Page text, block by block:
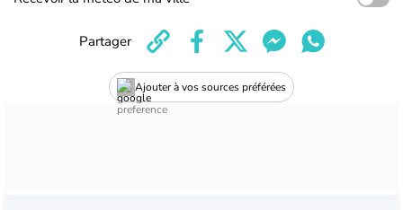
Ajouter à vos sources préférées
Partager